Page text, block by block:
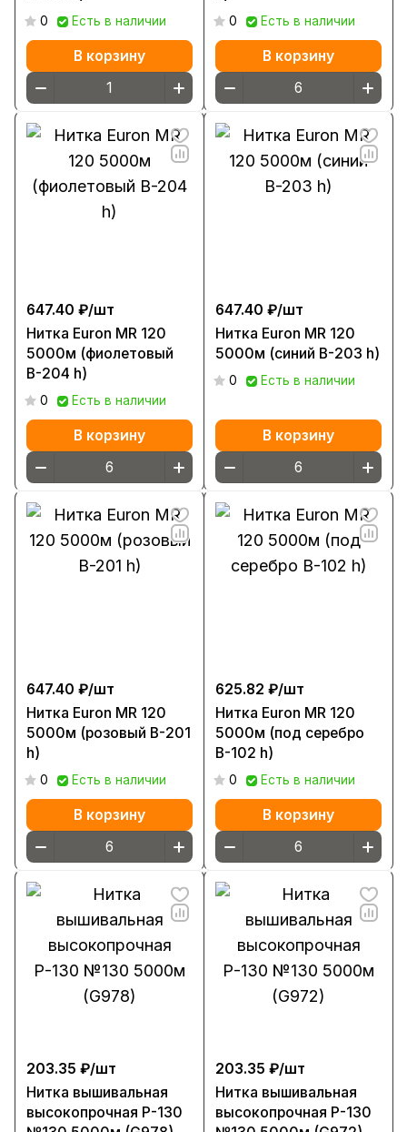
0 Есть в наличии
В корзину
0 Есть в наличии
В корзину
647.40 ₽/шт
Нитка Euron МR 120
5000м (фиолетовый
В-204 h)
0 Есть в наличии
В корзину
647.40 ₽/шт
Нитка Euron МR 120
5000м (синий В-203 h)
0 Есть в наличии
В корзину
647.40 ₽/шт
Нитка Euron МR 120
5000м (розовый В-201
h)
0 Есть в наличии
В корзину
625.82 ₽/шт
Нитка Euron МR 120
5000м (под серебро
В-102 h)
0 Есть в наличии
В корзину
203.35 ₽/шт
Нитка вышивальная
высокопрочная Р-130
203.35 ₽/шт
Нитка вышивальная
высокопрочная Р-130